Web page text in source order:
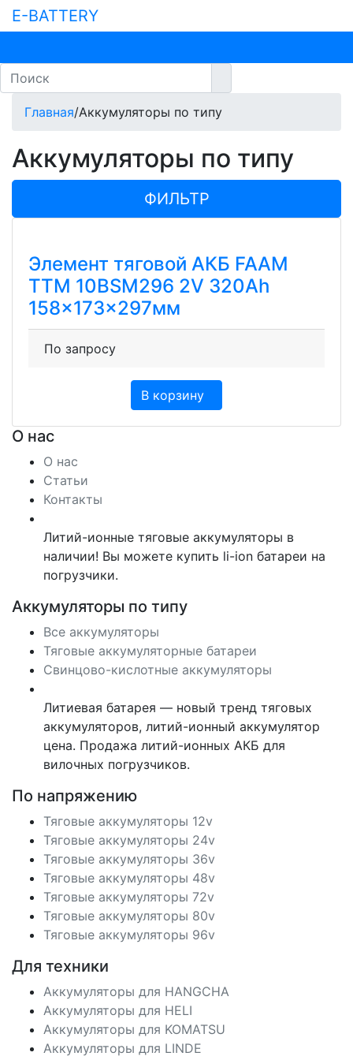
E-BATTERY
Главная/Аккумуляторы по типу
Аккумуляторы по типу
Элемент тяговой АКБ FAAM
TTM 10BSM296 2V 320Ah
158x173x297мм
По запросу
В корзину
ФИЛЬТР
О нас
О нас
Статьи
Контакты
Литий-ионные тяговые аккумуляторы в
наличии! Вы можете купить li-ion батареи на
погрузчики.
Аккумуляторы по типу
Все аккумуляторы
Тяговые аккумуляторные батареи
Свинцово-кислотные аккумуляторы
Литиевая батарея — новый тренд тяговых
аккумуляторов, литий-ионный аккумулятор
цена. Продажа литий-ионных АКБ для
вилочных погрузчиков.
По напряжению
Тяговые аккумуляторы 12v
Тяговые аккумуляторы 24v
Тяговые аккумуляторы 36v
Тяговые аккумуляторы 48v
Тяговые аккумуляторы 72v
Тяговые аккумуляторы 80v
Тяговые аккумуляторы 96v
Для техники
Аккумуляторы для HANGCHA
Аккумуляторы для HELI
Аккумуляторы для KOMATSU
Аккумуляторы для LINDE